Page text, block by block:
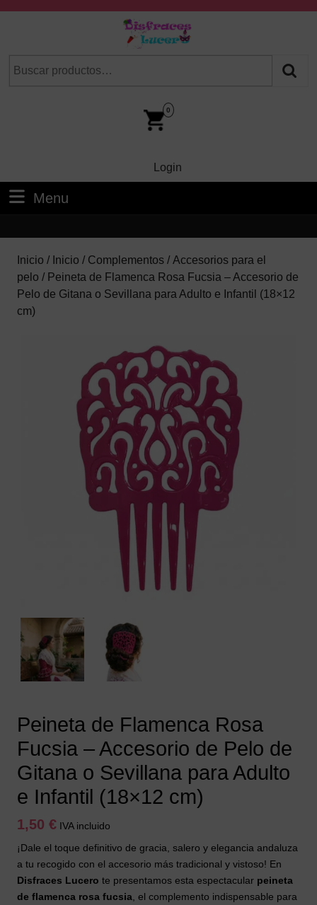
Cuando hay resultados autocompletados, puedes utilizar
0
LoginLogin
Menu
Inicio / Inicio / Complementos / Accesorios para el
pelo / Peineta de Flamenca Rosa Fucsia – Accesorio de
Pelo de Gitana o Sevillana para Adulto e Infantil (18×12
cm)
Peineta de Flamenca Rosa
Fucsia – Accesorio de Pelo de
Gitana o Sevillana para Adulto
e Infantil (18×12 cm)
1,50 € IVA incluido
¡Dale el toque definitivo de gracia, salero y elegancia andaluza
a tu recogido con el accesorio más tradicional y vistoso! En
Disfraces Lucero te presentamos esta espectacular peineta
de flamenca rosa fucsia , el complemento indispensable para